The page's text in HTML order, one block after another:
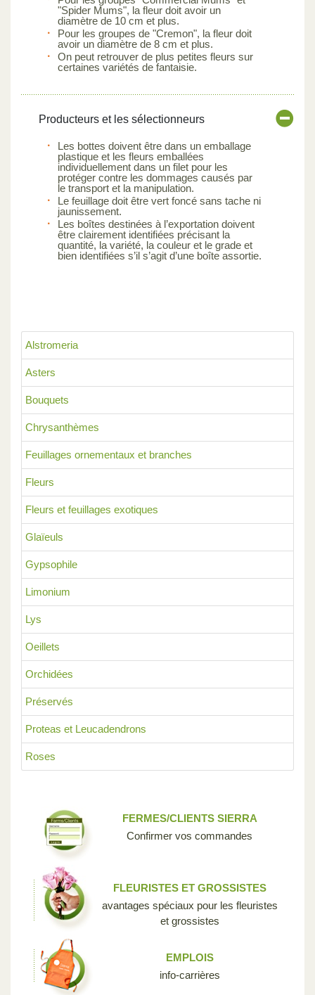
Alstromeria
Asters
Bouquets
Chrysanthèmes
Feuillages ornementaux et branches
Fleurs
Fleurs et feuillages exotiques
Glaïeuls
Gypsophile
Limonium
Lys
Oeillets
Orchidées
Préservés
Proteas et Leucadendrons
Roses
"Spider Mums", la fleur doit avoir un
diamètre de 10 cm et plus.
Pour les groupes de "Cremon", la fleur doit
avoir un diamètre de 8 cm et plus.
On peut retrouver de plus petites fleurs sur
certaines variétés de fantaisie.
Producteurs et les sélectionneurs
Les bottes doivent être dans un emballage
plastique et les fleurs emballées
individuellement dans un filet pour les
protéger contre les dommages causés par
le transport et la manipulation.
Le feuillage doit être vert foncé sans tache ni
jaunissement.
Les boîtes destinées à l’exportation doivent
être clairement identifiées précisant la
quantité, la variété, la couleur et le grade et
bien identifiées s’il s’agit d’une boîte assortie.
FERMES/CLIENTS SIERRA
Confirmer vos commandes
FLEURISTES ET GROSSISTES
avantages spéciaux pour les fleuristes
et grossistes
EMPLOIS
info-carrières